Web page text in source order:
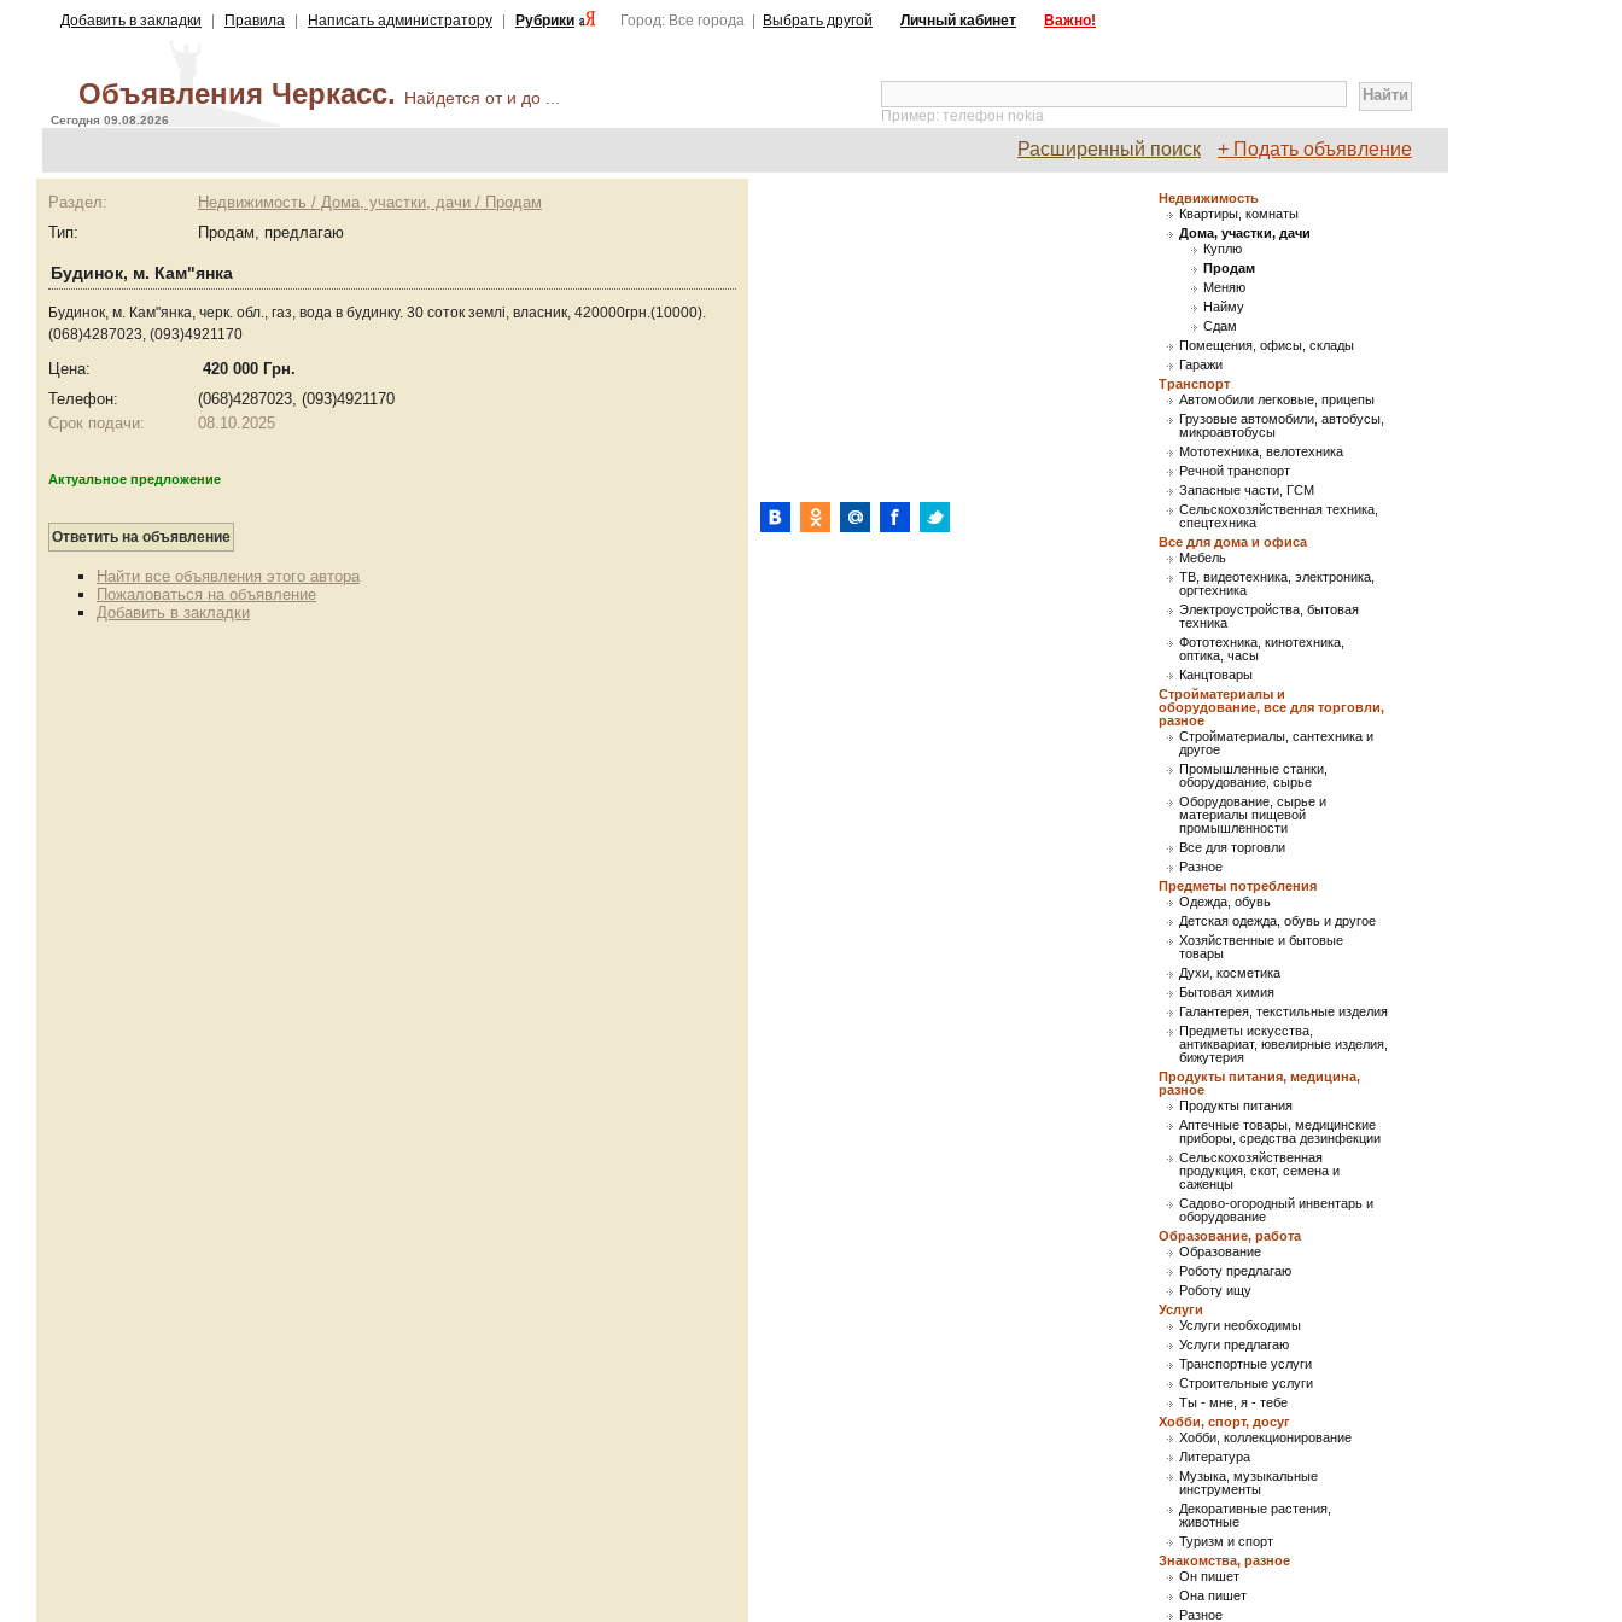
Добавить в закладки Правила Написать администратору Рубрики Город: Все города | Выбрать другой Личный кабинет Важно!
Объявления Черкасс. Найдется от и до ...
Сегодня 09.08.2026 Пример: телефон nokia
Расширенный поиск + Подать объявление
Раздел:
Недвижимость / Дома, участки, дачи / Продам
Тип:
Продам, предлагаю
Будинок, м. Кам"янка
Будинок, м. Кам"янка, черк. обл., газ, вода в будинку. 30 соток землі, власник, 420000грн.(10000).
(068)4287023, (093)4921170
Цена:
420 000 Грн.
Телефон:
(068)4287023, (093)4921170
Срок подачи:
08.10.2025
Актуальное предложение
Найти все объявления этого автора
Пожаловаться на объявление
Добавить в закладки
Недвижимость
Квартиры, комнаты
Дома, участки, дачи
Куплю
Продам
Меняю
Найму
Сдам
Помещения, офисы, склады
Гаражи
Транспорт
Автомобили легковые, прицепы
Грузовые автомобили, автобусы,
микроавтобусы
Мототехника, велотехника
Речной транспорт
Запасные части, ГСМ
Сельскохозяйственная техника,
спецтехника
Все для дома и офиса
Мебель
ТВ, видеотехника, электроника,
оргтехника
Электроустройства, бытовая
техника
Фототехника, кинотехника,
оптика, часы
Канцтовары
Стройматериалы и
оборудование, все для торговли,
разное
Стройматериалы, сантехника и
другое
Промышленные станки,
оборудование, сырье
Оборудование, сырье и
материалы пищевой
промышленности
Все для торговли
Разное
Предметы потребления
Одежда, обувь
Детская одежда, обувь и другое
Хозяйственные и бытовые
товары
Духи, косметика
Бытовая химия
Галантерея, текстильные изделия
Предметы искусства,
антиквариат, ювелирные изделия,
бижутерия
Продукты питания, медицина,
разное
Продукты питания
Аптечные товары, медицинские
приборы, средства дезинфекции
Сельскохозяйственная
продукция, скот, семена и
саженцы
Садово-огородный инвентарь и
оборудование
Образование, работа
Образование
Роботу предлагаю
Роботу ищу
Услуги
Услуги необходимы
Услуги предлагаю
Транспортные услуги
Строительные услуги
Ты - мне, я - тебе
Хобби, спорт, досуг
Хобби, коллекционирование
Литература
Музыка, музыкальные
инструменты
Декоративные растения,
животные
Туризм и спорт
Знакомства, разное
Он пишет
Она пишет
Разное